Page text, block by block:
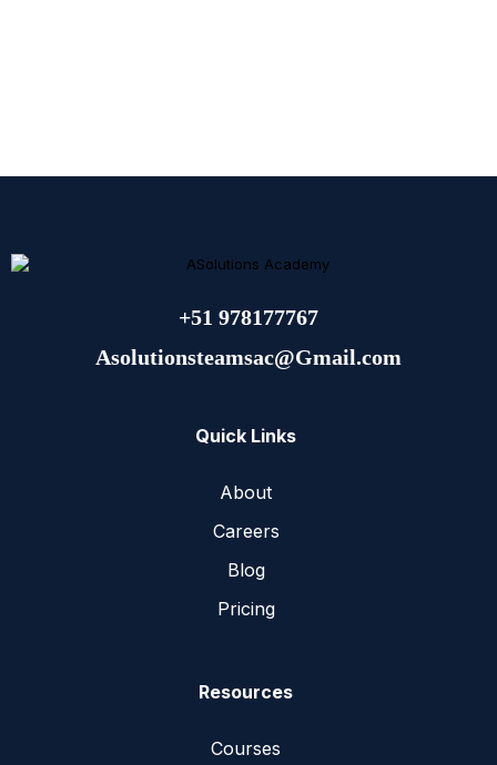
+51 978177767
Asolutionsteamsac@Gmail.com
Quick Links
About
Careers
Blog
Pricing
Resources
Courses